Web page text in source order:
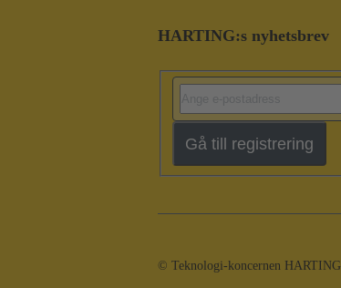
HARTING:s nyhetsbrev
Gå till registrering
© Teknologi-koncernen HARTING